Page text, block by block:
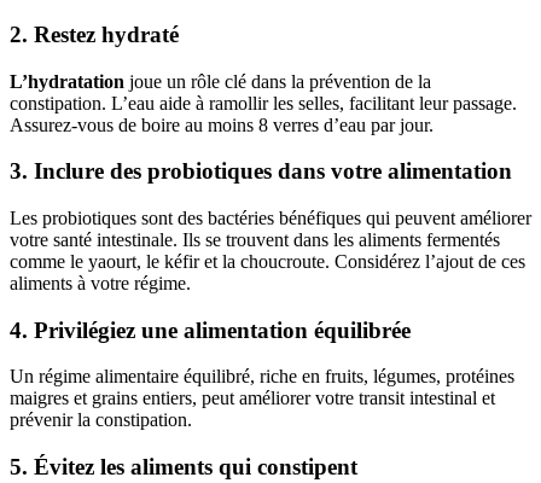
2. Restez hydraté
L’hydratation joue un rôle clé dans la prévention de la
constipation. L’eau aide à ramollir les selles, facilitant leur passage.
Assurez-vous de boire au moins 8 verres d’eau par jour.
3. Inclure des probiotiques dans votre alimentation
Les probiotiques sont des bactéries bénéfiques qui peuvent améliorer
votre santé intestinale. Ils se trouvent dans les aliments fermentés
comme le yaourt, le kéfir et la choucroute. Considérez l’ajout de ces
aliments à votre régime.
4. Privilégiez une alimentation équilibrée
Un régime alimentaire équilibré, riche en fruits, légumes, protéines
maigres et grains entiers, peut améliorer votre transit intestinal et
prévenir la constipation.
5. Évitez les aliments qui constipent